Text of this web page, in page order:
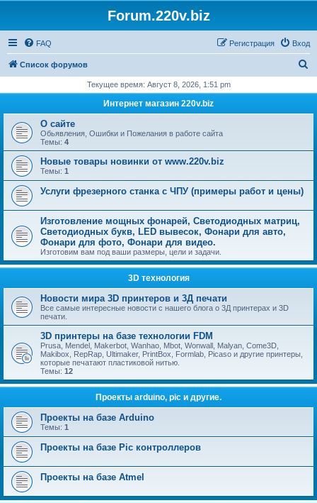
Forum.220v.biz
FAQ Вход
Регистрация
Список форумов
с
Текущее время: Август 8, 2026, 1:51 pm
Интернет магазин 220v.biz
О сайте
Обьявления, Ошибки и Пожелания в работе сайта
Темы: 4
Новые товары новинки от www.220v.biz
Темы: 1
Услуги фрезерного станка с ЧПУ (примеры работ и цены)
Изготовление мощных фонарей, Светодиодных матриц,
Светодиодных букв, LED вывесок, Фонари для авто,
Фонари для фото, Фонари для видео.
Изготовим вам под ваши размеры, цели и задачи.
3D технология
Новости мира 3D принтеров и 3Д печати
Все самые интересные новости с нашего блога о 3Д принтерах и 3D
печати.
3D принтеры на базе технологии FDM
Prusa, Mendel, Makerbot, Wanhao, Mbot, Wonwall, Malyan, Come3D,
Makibox, RepRap, Ultimaker, PrintBox, Formlab, Picaso и другие принтеры,
которые печатают пластиковой нитью.
Темы: 12
Проекты arduino, pic и другие.
Проекты на базе Arduino
Темы: 1
Проекты на базе Pic контроллеров
Проекты на базе Atmel